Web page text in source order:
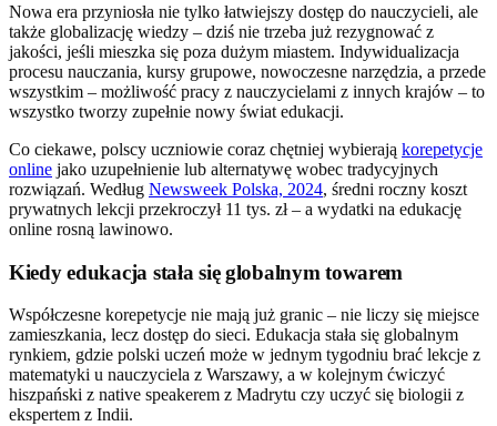
Nowa era przyniosła nie tylko łatwiejszy dostęp do nauczycieli, ale
także globalizację wiedzy – dziś nie trzeba już rezygnować z
jakości, jeśli mieszka się poza dużym miastem. Indywidualizacja
procesu nauczania, kursy grupowe, nowoczesne narzędzia, a przede
wszystkim – możliwość pracy z nauczycielami z innych krajów – to
wszystko tworzy zupełnie nowy świat edukacji.
Co ciekawe, polscy uczniowie coraz chętniej wybierają korepetycje
online jako uzupełnienie lub alternatywę wobec tradycyjnych
rozwiązań. Według Newsweek Polska, 2024, średni roczny koszt
prywatnych lekcji przekroczył 11 tys. zł – a wydatki na edukację
online rosną lawinowo.
Kiedy edukacja stała się globalnym towarem
Współczesne korepetycje nie mają już granic – nie liczy się miejsce
zamieszkania, lecz dostęp do sieci. Edukacja stała się globalnym
rynkiem, gdzie polski uczeń może w jednym tygodniu brać lekcje z
matematyki u nauczyciela z Warszawy, a w kolejnym ćwiczyć
hiszpański z native speakerem z Madrytu czy uczyć się biologii z
ekspertem z Indii.